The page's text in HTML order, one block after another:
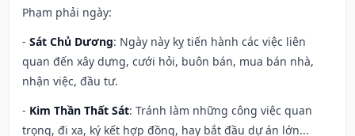
Phạm phải ngày:
- Sát Chủ Dương: Ngày này kỵ tiến hành các việc liên
quan đến xây dựng, cưới hỏi, buôn bán, mua bán nhà,
nhận việc, đầu tư.
- Kim Thần Thất Sát: Tránh làm những công việc quan
trọng, đi xa, ký kết hợp đồng, hay bắt đầu dự án lớn...